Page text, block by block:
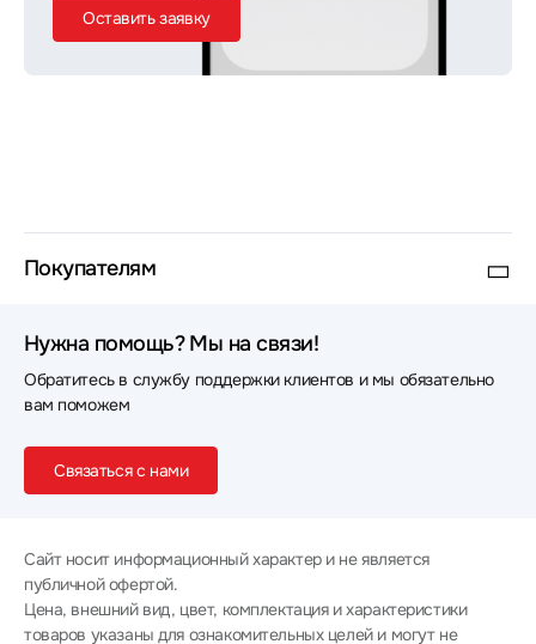
Оставить заявку
Покупателям
Нужна помощь? Мы на связи!
Обратитесь в службу поддержки клиентов и мы обязательно
вам поможем
Связаться с нами
Сайт носит информационный характер и не является
публичной офертой.
Цена, внешний вид, цвет, комплектация и характеристики
товаров указаны для ознакомительных целей и могут не